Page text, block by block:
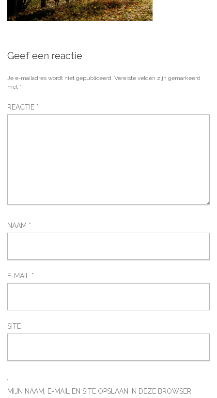
Geef een reactie
Je e-mailadres wordt niet gepubliceerd. Vereiste velden zijn gemarkeerd
met *
REACTIE *
NAAM *
E-MAIL *
SITE
MIJN NAAM, E-MAIL EN SITE OPSLAAN IN DEZE BROWSER